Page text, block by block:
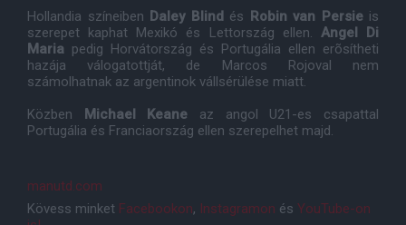
Hollandia színeiben Daley Blind és Robin van Persie is
szerepet kaphat Mexikó és Lettország ellen. Angel Di
Maria pedig Horvátország és Portugália ellen erõsítheti
hazája válogatottját, de Marcos Rojoval nem
számolhatnak az argentinok vállsérülése miatt.
Közben
Michael Keane az angol U21-es csapattal
Portugália és Franciaország ellen szerepelhet majd.
manutd.com
Kövess minket Facebookon, Instagramon és YouTube-on